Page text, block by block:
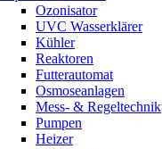
Ozonisator
UVC Wasserklärer
Kühler
Reaktoren
Futterautomat
Osmoseanlagen
Mess- & Regeltechnik
Pumpen
Heizer